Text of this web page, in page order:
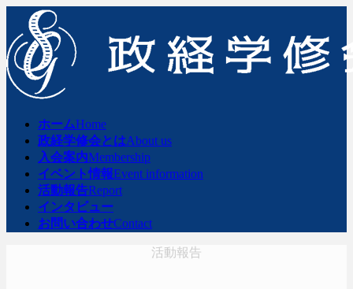
テ
ン
ツ
ゲ
ー
シ
ホームHome
政経学修会とはAbout us
入会案内Membership
イベント情報Event information
活動報告Report
インタビュー
お問い合わせContact
活動報告